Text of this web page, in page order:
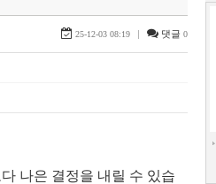
25-12-03 08:19 | 댓글 0
나은 결정을 내릴 수 있습